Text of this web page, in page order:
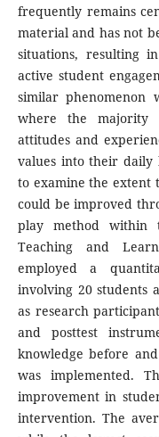
frequently remains
material and has not
situations, resulting
active student
similar phenomenon
where the majority
attitudes and
values into their daily
to examine the extent
could be improved
play method within
Teaching and
employed a
involving 20 students
as research
and posttest
knowledge before
was implemented.
improvement in
intervention. The